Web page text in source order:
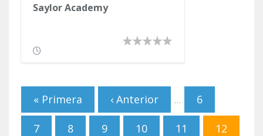
Saylor Academy
Páginas
« Primera ‹ Anterior … 6
7 8 9 10 11 12